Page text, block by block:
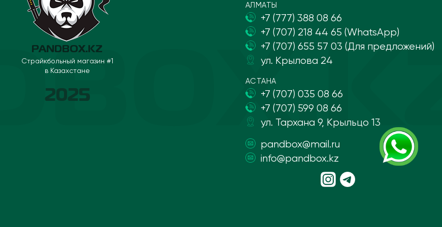
PANDBOX.KZ
Страйкбольный магазин #1
в Казахстане
2025
АЛМАТЫ
+7 (777) 388 08 66
+7 (707) 218 44 65 (WhatsApp)
+7 (707) 655 57 03 (Для предложений)
ул. Крылова 24
АСТАНА
+7 (707) 035 08 66
+7 (707) 599 08 66
ул. Тархана 9, Крыльцо 13
pandbox@mail.ru
info@pandbox.kz